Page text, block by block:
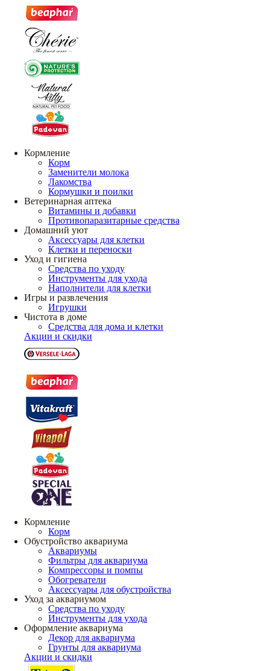
Кормление
Корм
Заменители молока
Лакомства
Кормушки и поилки
Ветеринарная аптека
Витамины и добавки
Противопаразитарные средства
Домашний уют
Аксессуары для клетки
Клетки и переноски
Уход и гигиена
Средства по уходу
Инструменты для ухода
Наполнители для клетки
Игры и развлечения
Игрушки
Чистота в доме
Средства для дома и клетки
Акции и скидки
Кормление
Корм
Обустройство аквариума
Аквариумы
Фильтры для аквариума
Компрессоры и помпы
Обогреватели
Аксессуары для обустройства
Уход за аквариумом
Средства по уходу
Инструменты для ухода
Оформление аквариума
Декор для аквариума
Грунты для аквариума
Акции и скидки